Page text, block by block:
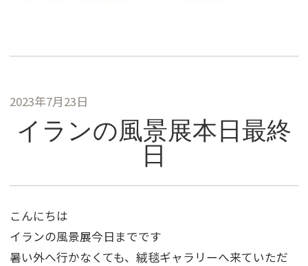
2023年7月23日
イランの風景展本日最終
日
こんにちは
イランの風景展今日までです
暑い外へ行かなくても、絨毯ギャラリーへ来ていただ